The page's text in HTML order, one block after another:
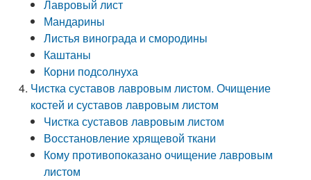
Лавровый лист
Мандарины
Листья винограда и смородины
Каштаны
Корни подсолнуха
Чистка суставов лавровым листом. Очищение
костей и суставов лавровым листом
Чистка суставов лавровым листом
Восстановление хрящевой ткани
Кому противопоказано очищение лавровым
листом